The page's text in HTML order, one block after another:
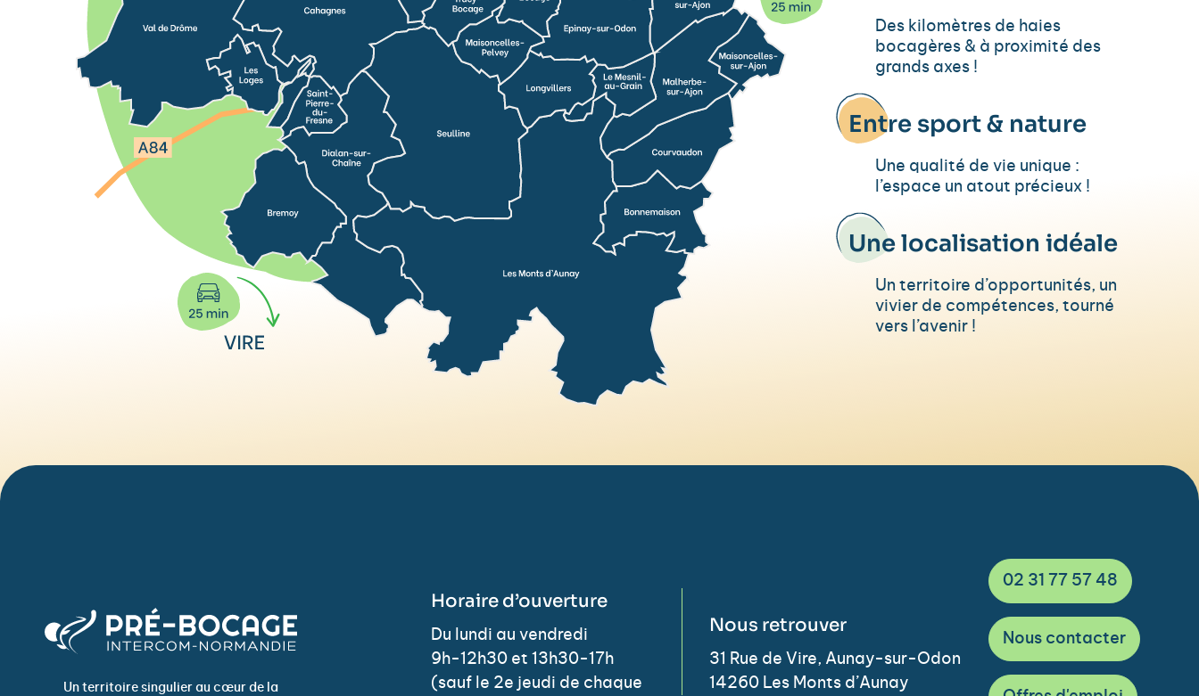
Des kilomètres de haies
bocagères & à proximité des
grands axes !
Entre sport & nature
Une qualité de vie unique :
l’espace un atout précieux !
Une localisation idéale
Un territoire d’opportunités, un
vivier de compétences, tourné
vers l’avenir !
Un territoire singulier au cœur de la
Horaire d’ouverture
Du lundi au vendredi
9h-12h30 et 13h30-17h
(sauf le 2e jeudi de chaque
Nous retrouver
31 Rue de Vire, Aunay-sur-Odon
14260 Les Monts d’Aunay
02 31 77 57 48
Nous contacter